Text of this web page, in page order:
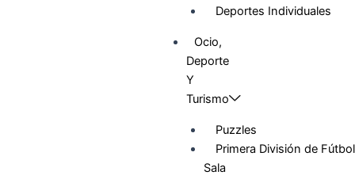
Deportes Individuales
Ocio,
Deporte
Y
Turismo
Puzzles
Primera División de Fútbol
Sala